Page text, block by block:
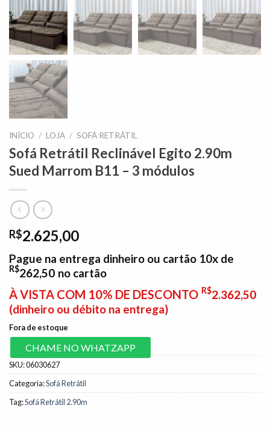
INÍCIO / LOJA / SOFÁ RETRÁTIL
Sofá Retrátil Reclinável Egito 2.90m
Sued Marrom B11 – 3 módulos
R$2.625,00
Pague na entrega dinheiro ou cartão 10x de
R$262,50 no cartão
À VISTA COM 10% DE DESCONTO R$2.362,50
(dinheiro ou débito na entrega)
Fora de estoque
CHAME NO WHATZAPP
SKU:06030627
Categoria:Sofá Retrátil
Tag:Sofá Retrátil 2.90m